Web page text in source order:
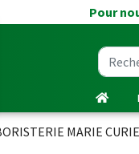
Pour
MARIE CURIE